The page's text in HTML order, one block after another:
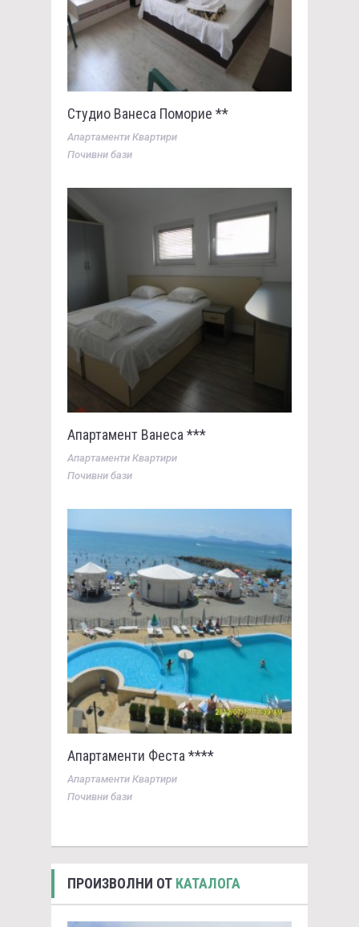
Студио Ванеса Поморие **
Апартаменти Квартири
Почивни бази
Апартамент Ванеса ***
Апартаменти Квартири
Почивни бази
Апартаменти Феста ****
Апартаменти Квартири
Почивни бази
ПРОИЗВОЛНИ ОТ КАТАЛОГА